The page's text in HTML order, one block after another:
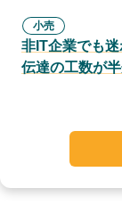
小売
非IT企業でも
伝達の工数が